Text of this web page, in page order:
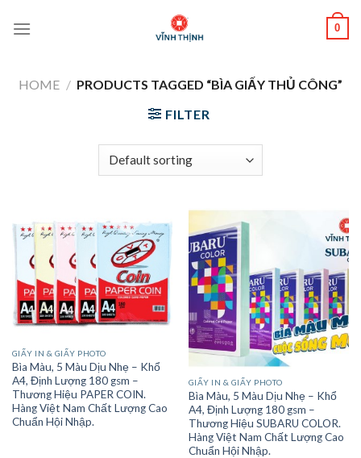
0
HOME / PRODUCTS TAGGED “BÌA GIẤY THỦ CÔNG”
FILTER
GIẤY IN & GIẤY PHOTO
Bìa Màu, 5 Màu Dịu Nhẹ – Khổ
A4, Định Lượng 180 gsm –
Thương Hiệu PAPER COIN.
Hàng Việt Nam Chất Lượng Cao
Chuẩn Hội Nhập.
GIẤY IN & GIẤY PHOTO
Bìa Màu, 5 Màu Dịu Nhẹ – Khổ
A4, Định Lượng 180 gsm –
Thương Hiệu SUBARU COLOR.
Hàng Việt Nam Chất Lượng Cao
Chuẩn Hội Nhập.